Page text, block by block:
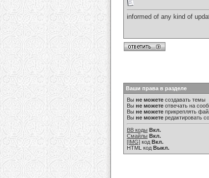
informed of any kind of
Ваши права в разделе
Вы не можете создавать темы
Вы не можете отвечать на
Вы не можете прикреплять
Вы не можете редактировать
BB коды Вкл.
Смайлы Вкл.
[IMG] код Вкл.
HTML код Выкл.